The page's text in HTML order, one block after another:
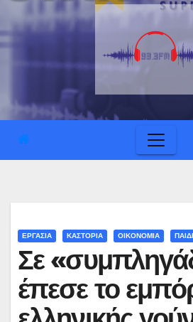
ΕΡΓΑΣΙΑ ΚΑΣΤΟΡΙΑ ΟΙΚΟΝΟΜΙΑ
Σε
έπεσε το